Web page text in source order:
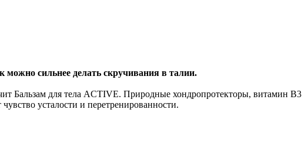
можно сильнее делать скручивания в талии.
Бальзам для тела ACTIVE. Природные хондропротекторы, витамин B3
усталости и перетренированности.